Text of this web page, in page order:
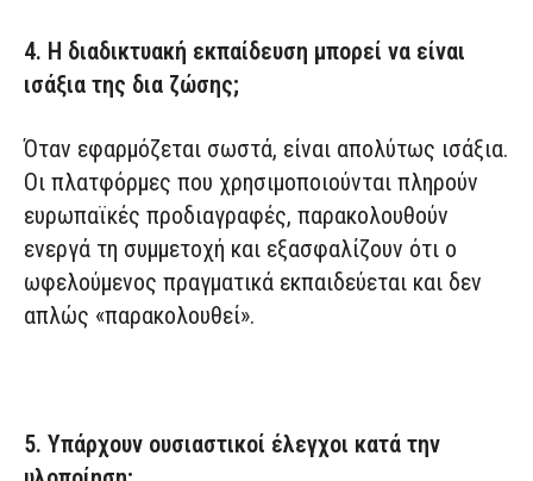
4. Η διαδικτυακή εκπαίδευση μπορεί να είναι
ισάξια της δια ζώσης;
Όταν εφαρμόζεται σωστά, είναι απολύτως ισάξια.
Οι πλατφόρμες που χρησιμοποιούνται πληρούν
ευρωπαϊκές προδιαγραφές, παρακολουθούν
ενεργά τη συμμετοχή και εξασφαλίζουν ότι ο
ωφελούμενος πραγματικά εκπαιδεύεται και δεν
απλώς «παρακολουθεί».
5. Υπάρχουν ουσιαστικοί έλεγχοι κατά την